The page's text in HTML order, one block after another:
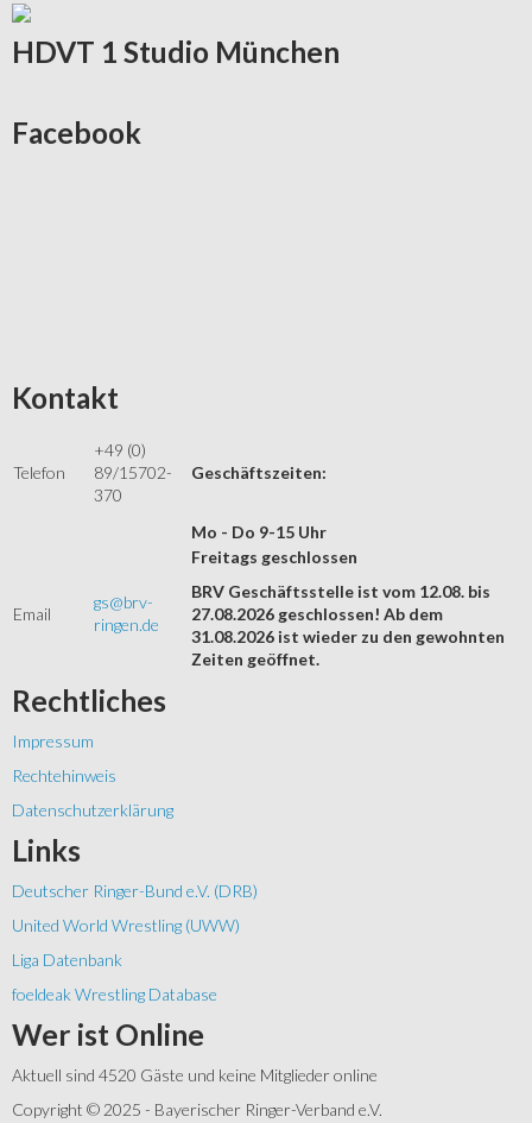
HDVT 1 Studio München
Facebook
Kontakt
Telefon
+49 (0)
89/15702-
370
Geschäftszeiten:
Mo - Do 9-15 Uhr
Email
gs@brv-
ringen.de
Freitags geschlossen
BRV Geschäftsstelle ist vom 12.08. bis
27.08.2026 geschlossen! Ab dem
31.08.2026 ist wieder zu den gewohnten
Zeiten geöffnet.
Rechtliches
Impressum
Rechtehinweis
Datenschutzerklärung
Links
Deutscher Ringer-Bund e.V. (DRB)
United World Wrestling (UWW)
Liga Datenbank
foeldeak Wrestling Database
Wer ist Online
Aktuell sind 4520 Gäste und keine Mitglieder online
Copyright © 2025 - Bayerischer Ringer-Verband e.V.